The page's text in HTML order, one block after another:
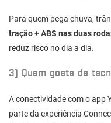
Para quem pega chuva,
tração + ABS nas duas
reduz risco no dia a dia.
3) Quem gosta de
A conectividade com o app
parte da experiência